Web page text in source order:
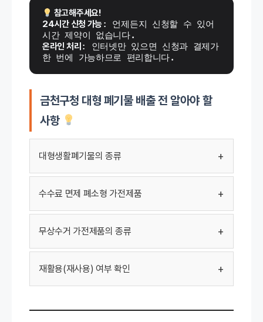
참고해주세요!
24시간 신청 가능: 언제든지 신청할 수 있어
시간 제약이 없습니다.
온라인 처리 : 인터넷만 있으면 신청과 결제가
한 번에 가능하므로 편리합니다.
금천구청 대형 폐기물 배출 전 알아야 할
사항
대형생활폐기물의 종류 +
수수료 면제 폐소형 가전제품 +
무상수거 가전제품의 종류 +
재활용(재사용) 여부 확인 +